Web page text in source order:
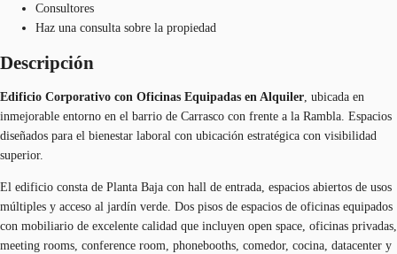
Consultores
Haz una consulta sobre la propiedad
Descripción
Edificio Corporativo con Oficinas Equipadas en Alquiler, ubicada en
inmejorable entorno en el barrio de Carrasco con frente a la Rambla. Espacios
diseñados para el bienestar laboral con ubicación estratégica con visibilidad
superior.
El edificio consta de Planta Baja con hall de entrada, espacios abiertos de usos
múltiples y acceso al jardín verde. Dos pisos de espacios de oficinas equipados
con mobiliario de excelente calidad que incluyen open space, oficinas privadas,
meeting rooms, conference room, phonebooths, comedor, cocina, datacenter y